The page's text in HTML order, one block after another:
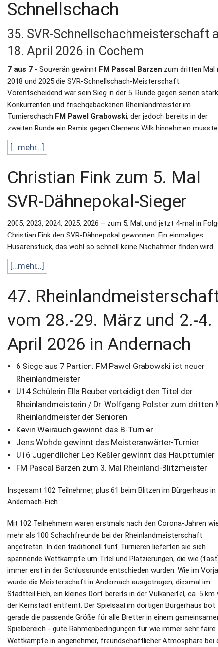
Schnellschach
35. SVR-Schnellschachmeisterschaft
18. April 2026 in Cochem
7 aus 7 - Souverän gewinnt FM Pascal Barzen zum dritten Mal
2018 und 2025 die SVR-Schnellschach-Meisterschaft.
Vorentscheidend war sein Sieg in der 5. Runde gegen seinen
Konkurrenten und frischgebackenen Rheinlandmeister im
Turnierschach FM Pawel Grabowski, der jedoch bereits in der
zweiten Runde ein Remis gegen Clemens Wilk hinnehmen
[...mehr...]
Christian Fink zum 5. Mal
SVR-Dähnepokal-Sieger
2005, 2023, 2024, 2025, 2026 – zum 5. Mal, und jetzt 4-mal in
Christian Fink den SVR-Dähnepokal gewonnen. Ein einmaliges
Husarenstück, das wohl so schnell keine Nachahmer finden wird.
[...mehr...]
47.
vom 28.-29. März und 2.-4.
April 2026 in Andernach
6 Siege aus 7 Partien: FM Pawel Grabowski ist neuer
Rheinlandmeister
U14 Schülerin Ella Reuber verteidigt den Titel der
Rheinlandmeisterin / Dr. Wolfgang Polster zum dritten
Rheinlandmeister der Senioren
Kevin Weirauch gewinnt das B-Turnier
Jens Wohde gewinnt das Meisteranwärter-Turnier
U16 Jugendlicher Leo Keßler gewinnt das Hauptturnier
FM Pascal Barzen zum 3. Mal Rheinland-Blitzmeister
Insgesamt 102 Teilnehmer, plus 61 beim Blitzen im Bürgerhaus in
Andernach-Eich
Mit 102 Teilnehmern waren erstmals nach den Corona-Jahren
mehr als 100 Schachfreunde bei der Rheinlandmeisterschaft
angetreten. In den traditionell fünf Turnieren lieferten sie sich
spannende Wettkämpfe um Titel und Platzierungen, die wie
immer erst in der Schlussrunde entschieden wurden. Wie im
wurde die Meisterschaft in Andernach ausgetragen, diesmal im
Stadtteil Eich, ein kleines Dorf bereits in der Vulkaneifel, ca. 5 km
der Kernstadt entfernt. Der Spielsaal im dortigen Bürgerhaus bot
gerade die passende Größe für alle Bretter in einem
Spielbereich - gute Rahmenbedingungen für wie immer sehr faire
Wettkämpfe in angenehmer, freundschaftlicher Atmosphäre bei